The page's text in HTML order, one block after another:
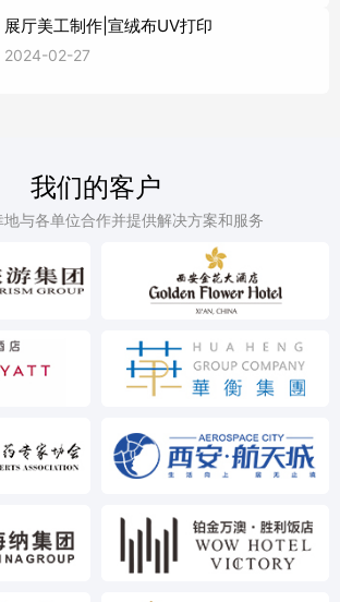
展厅美工制作|宣绒布UV打印
2024-02-27
我们的客户
与各单位合作并提供解决方案和服务